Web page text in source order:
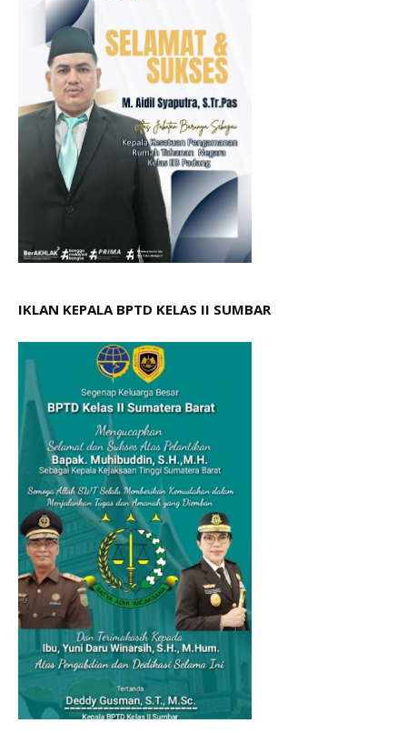
IKLAN KEPALA BPTD KELAS II SUMBAR